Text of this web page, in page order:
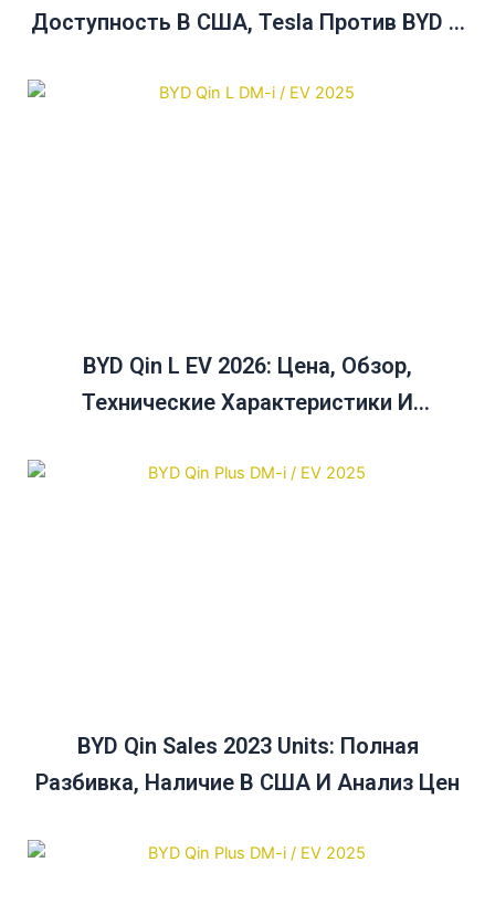
Доступность В США, Tesla Против BYD И
BYD Qin L EV 2026: Цена, Обзор,
Технические Характеристики И
Plus
BYD Qin Sales 2023 Units: Полная
Разбивка, Наличие В США И Анализ Цен